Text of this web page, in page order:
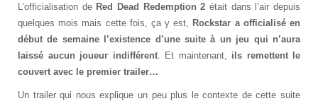
L’officialisation de Red Dead Redemption 2 était dans l’air depuis
quelques mois mais cette fois, ça y est,
Rockstar a officialisé en
début de semaine l’existence d’une suite à un jeu qui n’aura
laissé aucun joueur indifférent. Et maintenant, ils remettent le
couvert avec le premier trailer…
Un trailer qui nous explique un peu plus le contexte de cette suite